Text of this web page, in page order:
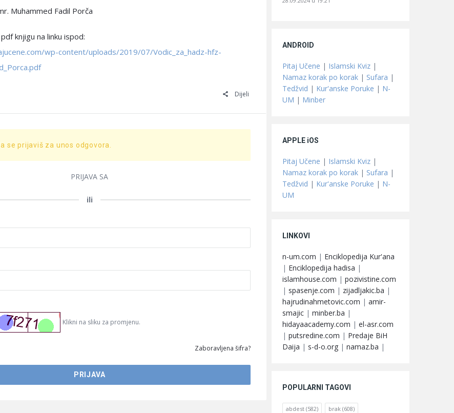
Muhammed Fadil Porča
knjigu na linku ispod:
wp-content/uploads/2019/07/Vodic_za_hadz-hfz-
Dijeli
se prijaviš za unos odgovora.
PRIJAVA SA
ili
Klikni na sliku za promjenu.
Zaboravljena šifra?
ANDROID
Pitaj Učene | Islamski Kviz |
Namaz korak po korak | Sufara |
Tedžvid | Kur'anske Poruke | N-
UM | Minber
APPLE iOS
Pitaj Učene | Islamski Kviz |
Namaz korak po korak | Sufara |
Tedžvid | Kur'anske Poruke | N-
UM
LINKOVI
n-um.com | Enciklopedija Kur'ana
| Enciklopedija hadisa |
islamhouse.com | pozivistine.com
| spasenje.com | zijadljakic.ba |
hajrudinahmetovic.com | amir-
smajic | minber.ba |
hidayaacademy.com | el-asr.com
| putsredine.com | Predaje BiH
Daija | s-d-o.org | namaz.ba |
POPULARNI TAGOVI
abdest (582) brak (608)